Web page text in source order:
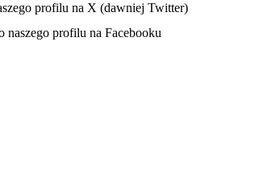
profilu na X (dawniej Twitter)
się w nowej karcie
naszego profilu na Facebooku